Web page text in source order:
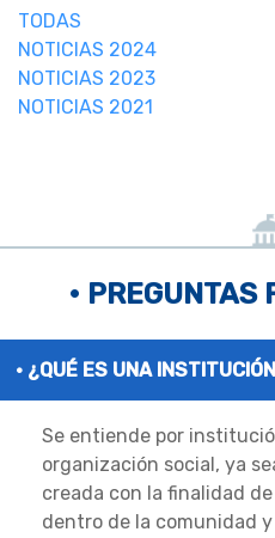
TODAS
NOTICIAS 2024
NOTICIAS 2023
NOTICIAS 2021
• PREGUNTAS
¿QUÉ ES UNA
Se entiende por
organización social, ya
creada con la finalidad
dentro de la comunidad